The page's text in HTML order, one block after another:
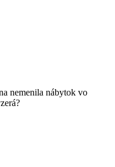
nemenila nábytok vo